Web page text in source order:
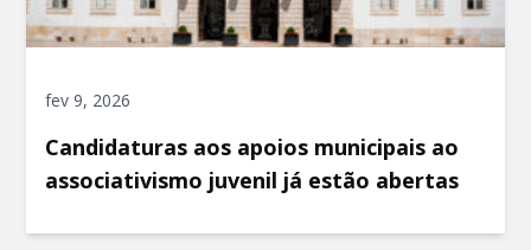
fev 9, 2026
Candidaturas aos apoios municipais ao
associativismo juvenil já estão abertas